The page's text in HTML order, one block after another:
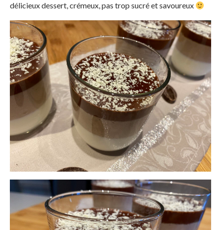
délicieux dessert, crémeux, pas trop sucré et savoureux